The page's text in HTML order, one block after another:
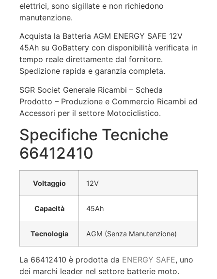
elettrici, sono sigillate e non richiedono
manutenzione.
Acquista la Batteria AGM ENERGY SAFE 12V
45Ah su GoBattery con disponibilità verificata in
tempo reale direttamente dal fornitore.
Spedizione rapida e garanzia completa.
SGR Societ Generale Ricambi – Scheda
Prodotto – Produzione e Commercio Ricambi ed
Accessori per il settore Motociclistico.
Specifiche Tecniche
66412410
Voltaggio 12V
Capacità 45Ah
Tecnologia AGM (Senza Manutenzione)
La 66412410 è prodotta da ENERGY SAFE, uno
dei marchi leader nel settore batterie moto.